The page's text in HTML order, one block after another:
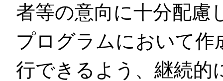
者等の意向に十分配慮
プログラムにおいて作
行できるよう、継続的